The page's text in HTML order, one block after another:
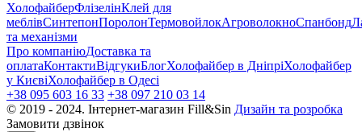
ХолофайберФлізелінКлей для
меблівСинтепонПоролонТермовойлокАгроволокноСпанбонд
та механізми
Про компаніюДоставка та
оплатаКонтактиВідгукиБлогХолофайбер в ДніпріХолофайбер
у КиєвіХолофайбер в Одесі
+38 095 603 16 33 +38 097 210 03 14
© 2019 - 2024. Інтернет-магазин Fill&Sin Дизайн та розробка
Замовити дзвінок